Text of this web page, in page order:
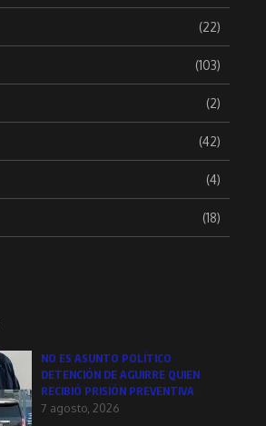
(22)
(103)
(2)
(42)
(4)
(18)
NO ES ASUNTO POLÍTICO
DETENCIÓN DE AGUIRRE QUIEN
RECIBIÓ PRISIÓN PREVENTIVA
7 agosto, 2026